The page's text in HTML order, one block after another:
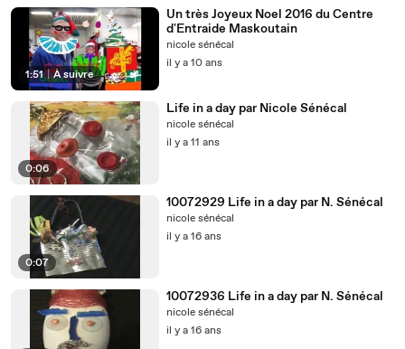
1:51 | À suivre
Un très Joyeux Noel 2016 du Centre
d'Entraide Maskoutain
nicole sénécal
il y a 10 ans
0:06
Life in a day par Nicole Sénécal
nicole sénécal
il y a 11 ans
0:07
10072929 Life in a day par N. Sénécal
nicole sénécal
il y a 16 ans
10072936 Life in a day par N. Sénécal
nicole sénécal
il y a 16 ans